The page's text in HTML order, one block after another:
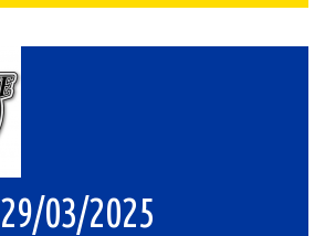
29/03/2025